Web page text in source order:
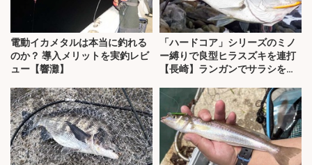
電動イカメタルは本当に釣れる
のか？ 導入メリットを実釣レビ
ュー【響灘】
「ハードコア」シリーズのミノ
ー縛りで良型ヒラスズキを連打
【長崎】ランガンでサラシを攻